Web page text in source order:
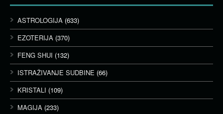
ASTROLOGIJA (633)
EZOTERIJA (370)
FENG SHUI (132)
ISTRAŽIVANJE SUDBINE (66)
KRISTALI (109)
MAGIJA (233)